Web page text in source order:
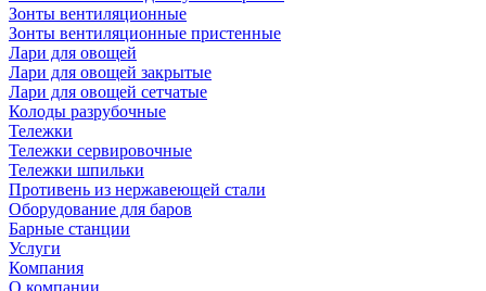
Зонты вентиляционные
Зонты вентиляционные пристенные
Лари для овощей
Лари для овощей закрытые
Лари для овощей сетчатые
Колоды разрубочные
Тележки
Тележки сервировочные
Тележки шпильки
Противень из нержавеющей стали
Оборудование для баров
Барные станции
Услуги
Компания
О компании